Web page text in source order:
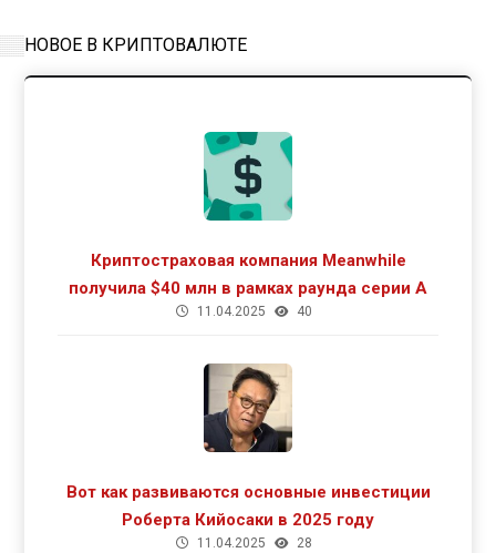
НОВОЕ В КРИПТОВАЛЮТЕ
Криптостраховая компания Meanwhile
получила $40 млн в рамках раунда серии А
11.04.2025 40
Вот как развиваются основные инвестиции
Роберта Кийосаки в 2025 году
11.04.2025 28